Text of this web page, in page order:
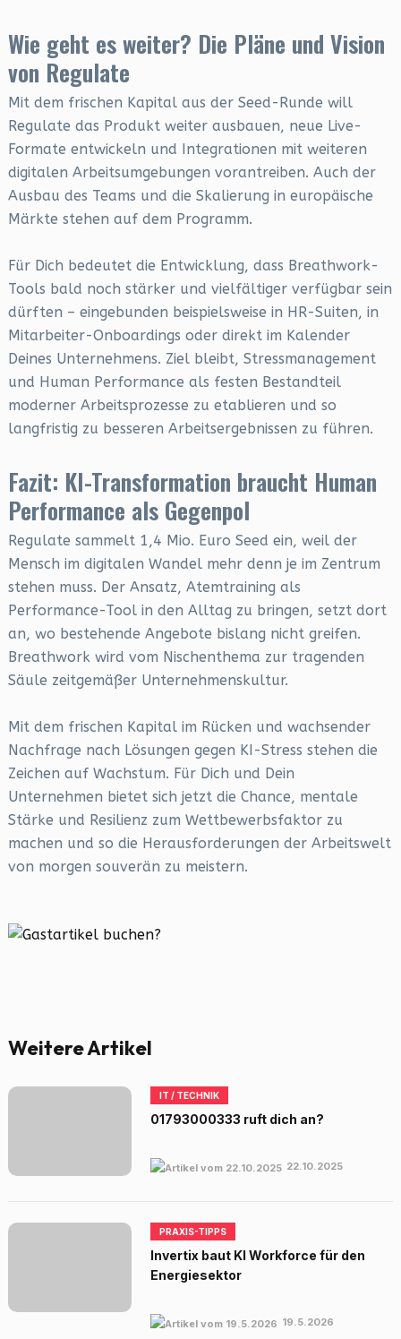
Wie geht es weiter? Die Pläne und Vision
von Regulate
Mit dem frischen Kapital aus der Seed-Runde will
Regulate das Produkt weiter ausbauen, neue Live-
Formate entwickeln und Integrationen mit weiteren
digitalen Arbeitsumgebungen vorantreiben. Auch der
Ausbau des Teams und die Skalierung in europäische
Märkte stehen auf dem Programm.
Für Dich bedeutet die Entwicklung, dass Breathwork-
Tools bald noch stärker und vielfältiger verfügbar sein
dürften – eingebunden beispielsweise in HR-Suiten, in
Mitarbeiter-Onboardings oder direkt im Kalender
Deines Unternehmens. Ziel bleibt, Stressmanagement
und Human Performance als festen Bestandteil
moderner Arbeitsprozesse zu etablieren und so
langfristig zu besseren Arbeitsergebnissen zu führen.
Fazit: KI-Transformation braucht Human
Performance als Gegenpol
Regulate sammelt 1,4 Mio. Euro Seed ein, weil der
Mensch im digitalen Wandel mehr denn je im Zentrum
stehen muss. Der Ansatz, Atemtraining als
Performance-Tool in den Alltag zu bringen, setzt dort
an, wo bestehende Angebote bislang nicht greifen.
Breathwork wird vom Nischenthema zur tragenden
Säule zeitgemäßer Unternehmenskultur.
Mit dem frischen Kapital im Rücken und wachsender
Nachfrage nach Lösungen gegen KI-Stress stehen die
Zeichen auf Wachstum. Für Dich und Dein
Unternehmen bietet sich jetzt die Chance, mentale
Stärke und Resilienz zum Wettbewerbsfaktor zu
machen und so die Herausforderungen der Arbeitswelt
von morgen souverän zu meistern.
Weitere Artikel
IT / TECHNIK
01793000333 ruft dich an?
22.10.2025
PRAXIS-TIPPS
Invertix baut KI Workforce für den
Energiesektor
19.5.2026